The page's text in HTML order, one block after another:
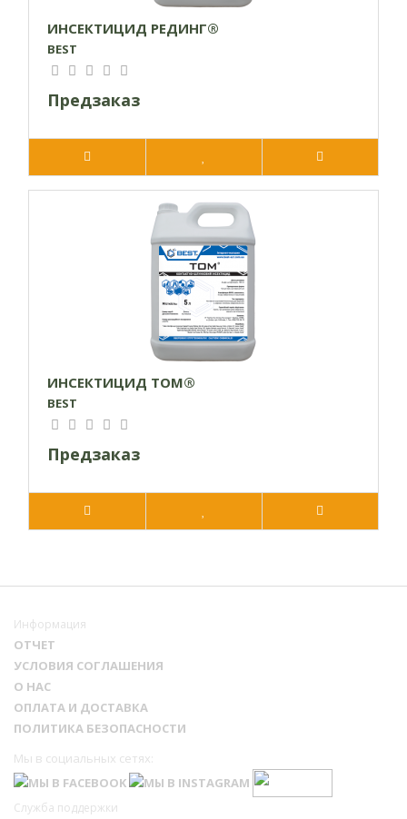
ИНСЕКТИЦИД РЕДИНГ®
BEST
Предзаказ
ИНСЕКТИЦИД ТОМ®
BEST
Предзаказ
Информация
ОТЧЕТ
УСЛОВИЯ СОГЛАШЕНИЯ
О НАС
ОПЛАТА И ДОСТАВКА
ПОЛИТИКА БЕЗОПАСНОСТИ
Мы в социальных сетях:
Служба поддержки